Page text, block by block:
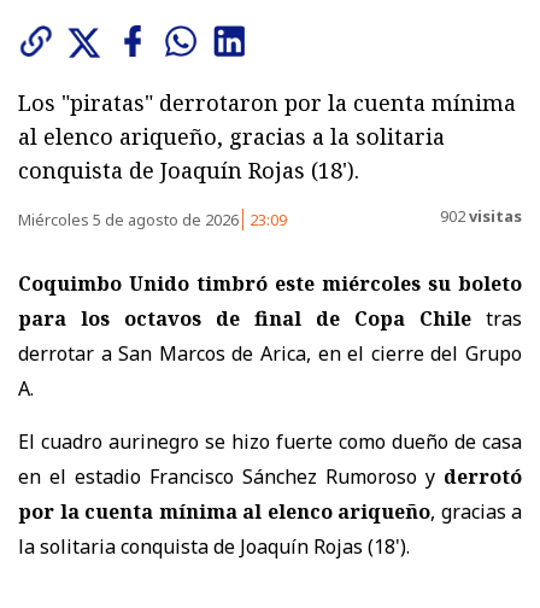
Los "piratas" derrotaron por la cuenta mínima
al elenco ariqueño, gracias a la solitaria
conquista de Joaquín Rojas (18').
Miércoles 5 de agosto de 2026 23:09 902visitas
Coquimbo Unido timbró este miércoles su boleto
para los octavos de final de Copa Chile tras
derrotar a San Marcos de Arica, en el cierre del Grupo
A.
El cuadro aurinegro se hizo fuerte como dueño de casa
en el estadio Francisco Sánchez Rumoroso y derrotó
por la cuenta mínima al elenco ariqueño, gracias a
la solitaria conquista de Joaquín Rojas (18').